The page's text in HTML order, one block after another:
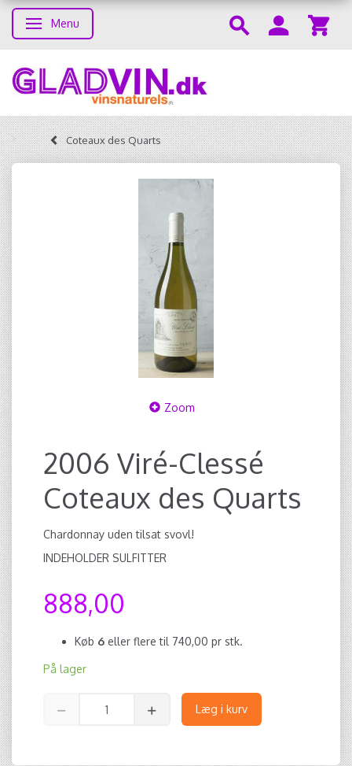
Skifte navigation
Menu
Coteaux des Quarts
Zoom
2006 Viré-Clessé
Coteaux des Quarts
Chardonnay uden tilsat svovl!
INDEHOLDER SULFITTER
888,00
Køb 6 eller flere til 740,00 pr stk.
På lager
Læg i kurv